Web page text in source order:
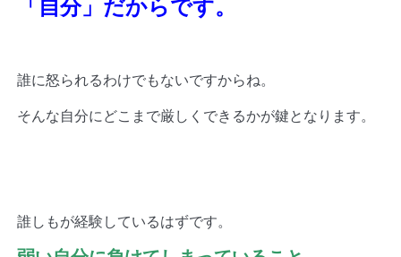
「自分」だからです。
誰に怒られるわけでもないですからね。
そんな自分にどこまで厳しくできるかが鍵となります。
誰しもが経験しているはずです。